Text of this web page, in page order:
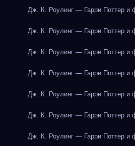
Дж. К. Роулинг — Гарри Поттер и
Дж. К. Роулинг — Гарри Поттер и
Дж. К. Роулинг — Гарри Поттер и
Дж. К. Роулинг — Гарри Поттер и
Дж. К. Роулинг — Гарри Поттер и
Дж. К. Роулинг — Гарри Поттер и
Дж. К. Роулинг — Гарри Поттер и